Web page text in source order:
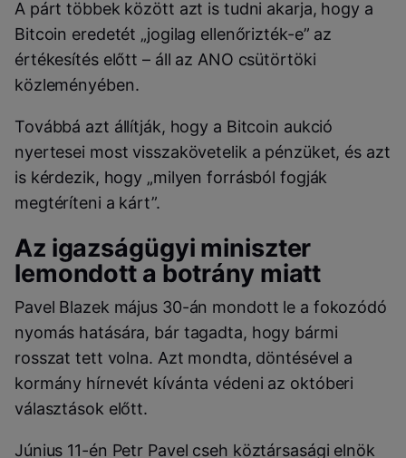
A párt többek között azt is tudni akarja, hogy a
Bitcoin eredetét „jogilag ellenőrizték-e” az
értékesítés előtt – áll az ANO csütörtöki
közleményében.
Továbbá azt állítják, hogy a Bitcoin aukció
nyertesei most visszakövetelik a pénzüket, és azt
is kérdezik, hogy „milyen forrásból fogják
megtéríteni a kárt”.
Az igazságügyi miniszter
lemondott a botrány miatt
Pavel Blazek május 30-án mondott le a fokozódó
nyomás hatására, bár tagadta, hogy bármi
rosszat tett volna. Azt mondta, döntésével a
kormány hírnevét kívánta védeni az októberi
választások előtt.
Június 11-én Petr Pavel cseh köztársasági elnök